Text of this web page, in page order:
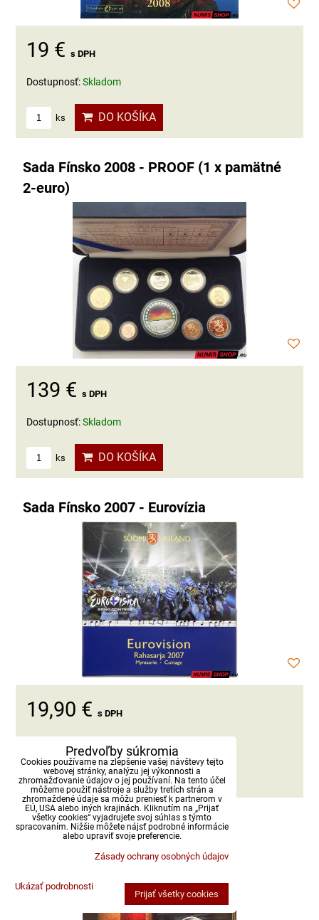
19 € s DPH
Dostupnosť:Skladom
ks DO KOŠÍKA
Sada Fínsko 2008 - PROOF (1 x pamätné
2-euro)
139 € s DPH
Dostupnosť:Skladom
ks DO KOŠÍKA
Sada Fínsko 2007 - Eurovízia
19,90 € s DPH
ks DO KOŠÍKA
Sada Fínsko 2007 - Maják Uto
Predvoľby súkromia
Cookies používame na zlepšenie vašej návštevy tejto
webovej stránky, analýzu jej výkonnosti a
zhromažďovanie údajov o jej používaní. Na tento účel
môžeme použiť nástroje a služby tretích strán a
zhromaždené údaje sa môžu preniesť k partnerom v
EÚ, USA alebo iných krajinách. Kliknutím na „Prijať
všetky cookies“ vyjadrujete svoj súhlas s týmto
spracovaním. Nižšie môžete nájsť podrobné informácie
alebo upraviť svoje preferencie.
Zásady ochrany osobných údajov
Ukázať podrobnosti
Prijať všetky cookies